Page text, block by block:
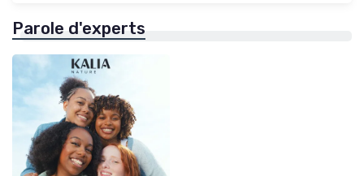
Parole d'experts